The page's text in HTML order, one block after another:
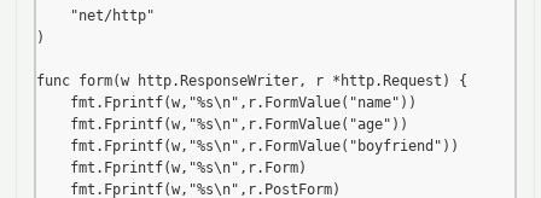
)
func form(w http.ResponseWriter, r *http.Request) {